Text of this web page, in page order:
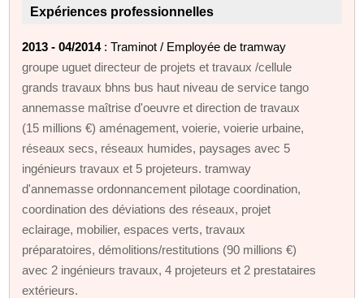
Expériences professionnelles
2013 - 04/2014: Traminot / Employée de tramway
groupe uguet directeur de projets et travaux /cellule
grands travaux bhns bus haut niveau de service tango
annemasse maîtrise d'oeuvre et direction de travaux
(15 millions €) aménagement, voierie, voierie urbaine,
réseaux secs, réseaux humides, paysages avec 5
ingénieurs travaux et 5 projeteurs. tramway
d'annemasse ordonnancement pilotage coordination,
coordination des déviations des réseaux, projet
eclairage, mobilier, espaces verts, travaux
préparatoires, démolitions/restitutions (90 millions €)
avec 2 ingénieurs travaux, 4 projeteurs et 2 prestataires
extérieurs.